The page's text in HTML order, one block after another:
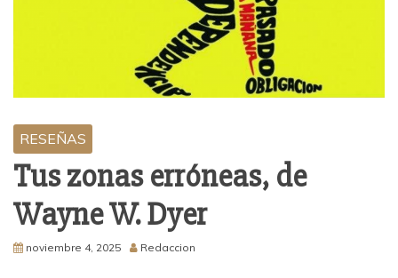
RESEÑAS
Tus zonas erróneas, de
Wayne W. Dyer
noviembre 4, 2025 Redaccion